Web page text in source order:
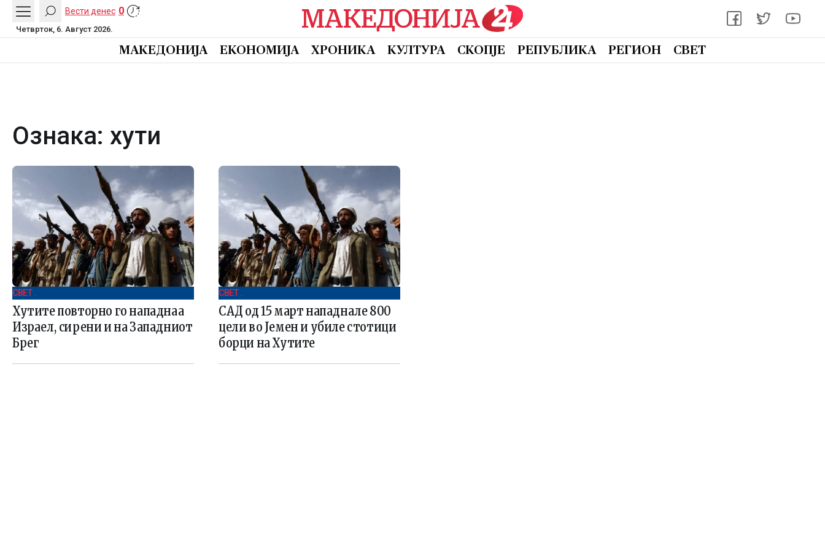
Вести денес 0
Четврток, 6. Август 2026.
МАКЕДОНИЈА ЕКОНОМИЈА ХРОНИКА КУЛТУРА СКОПЈЕ РЕПУБЛИКА РЕГИОН СВЕТ
Ознака: хути
СВЕТ .
Хутите повторно го нападнаа
Израел, сирени и на Западниот
Брег
СВЕТ .
САД од 15 март нападнале 800
цели во Јемен и убиле стотици
борци на Хутите